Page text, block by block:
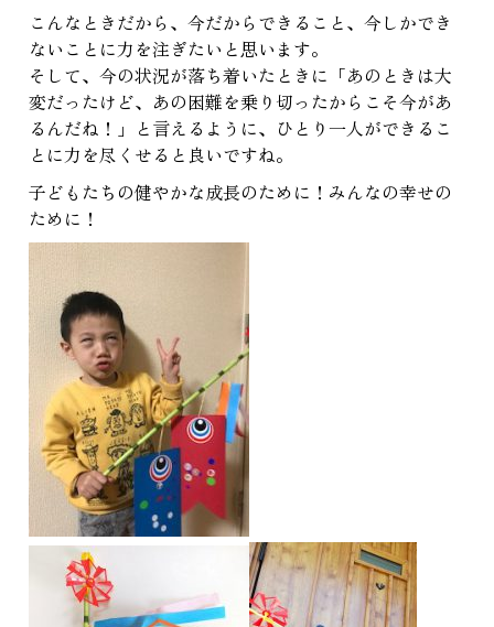
こんなときだから、今だからできること、今しかでき
ないことに力を注ぎたいと思います。
そして、今の状況が落ち着いたときに「あのときは大
変だったけど、あの困難を乗り切ったからこそ今があ
るんだね！」と言えるように、ひとり一人ができるこ
とに力を尽くせると良いですね。
子どもたちの健やかな成長のために！みんなの幸せの
ために！